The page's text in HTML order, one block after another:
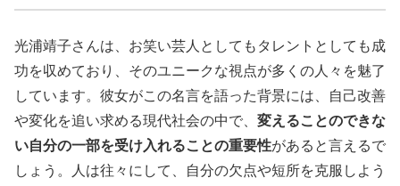
光浦靖子さんは、お笑い芸人としてもタレントとしても成
功を収めており、そのユニークな視点が多くの人々を魅了
しています。彼女がこの名言を語った背景には、自己改善
や変化を追い求める現代社会の中で、 変えることのできな
い自分の一部を受け入れることの重要性があると言えるで
しょう。人は往々にして、自分の欠点や短所を克服しよう